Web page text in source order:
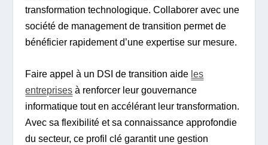
transformation technologique. Collaborer avec une
société de management de transition permet de
bénéficier rapidement d’une expertise sur mesure.
Faire appel à un DSI de transition aide les
entreprises à renforcer leur gouvernance
informatique tout en accélérant leur transformation.
Avec sa flexibilité et sa connaissance approfondie
du secteur, ce profil clé garantit une gestion